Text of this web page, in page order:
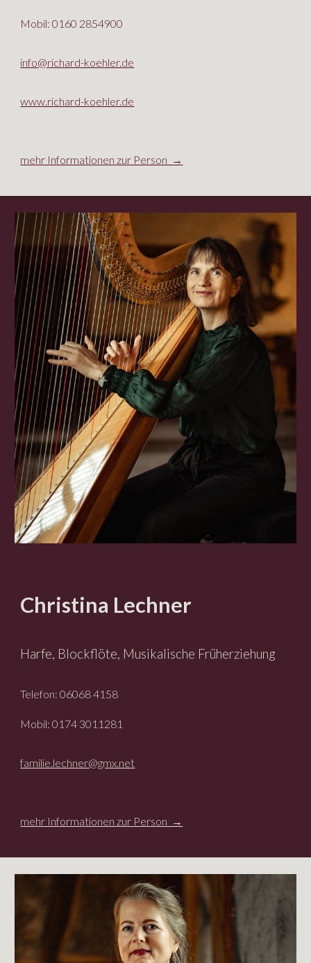
Mobil: 0160 2854900
info@richard-koehler.de
www.richard-koehler.de
mehr Informationen zur Person →
Christina Lechner
Harfe, Blockflöte, Musikalische Früherziehung
Telefon: 06068 4158
Mobil: 0174 3011281
familie.lechner@gmx.net
mehr Informationen zur Person →